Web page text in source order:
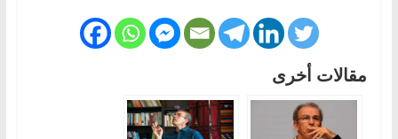
مقالات أخرى